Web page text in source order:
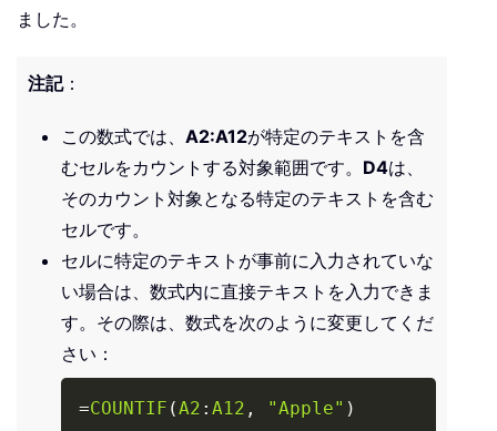
ました。
注記：
この数式では、 A2:A12が特定のテキストを含
むセルをカウントする対象範囲です。 D4は、
そのカウント対象となる特定のテキストを含む
セルです。
セルに特定のテキストが事前に入力されていな
い場合は、数式内に直接テキストを入力できま
す。その際は、数式を次のように変更してくだ
さい：
=COUNTIF (A2 : A12 , "Apple" )Copy